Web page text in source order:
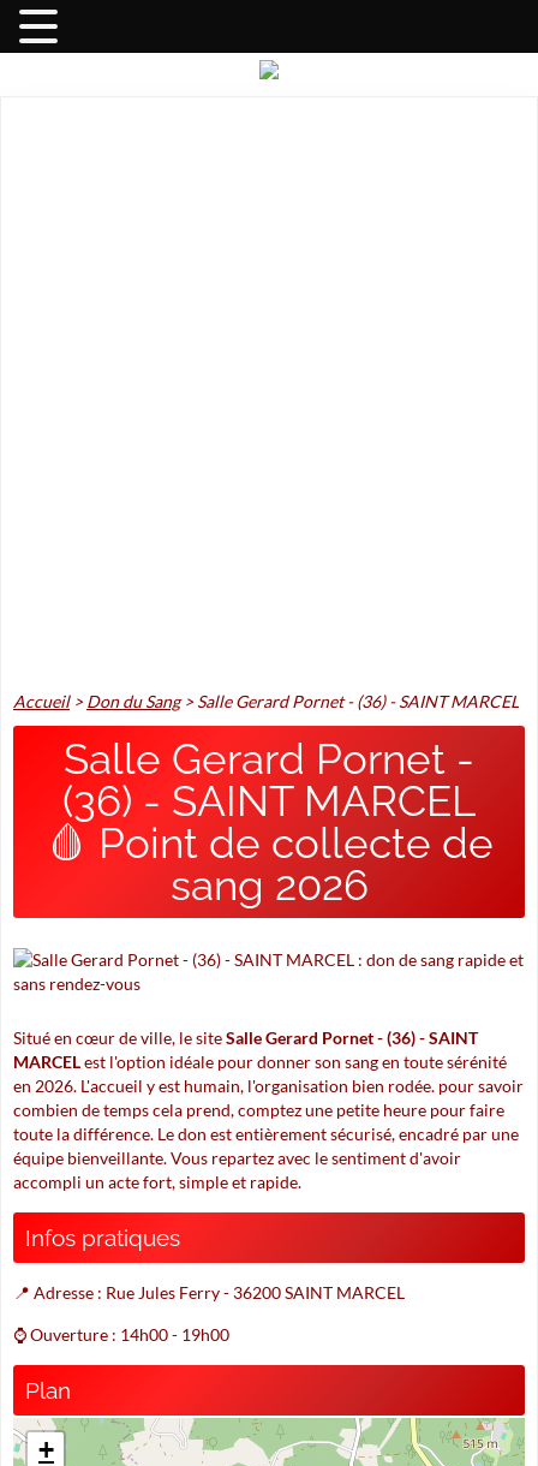
Accueil>Don du Sang>Salle Gerard Pornet - (36) - SAINT MARCEL
Salle Gerard Pornet -
(36) - SAINT MARCEL
🩸 Point de collecte de
sang 2026
Situé en cœur de ville, le siteSalle Gerard Pornet - (36) - SAINT
MARCELest l'option idéale pour donner son sang en toute sérénité
en 2026. L'accueil y est humain, l'organisation bien rodée. pour savoir
combien de temps cela prend, comptez une petite heure pour faire
toute la différence. Le don est entièrement sécurisé, encadré par une
équipe bienveillante. Vous repartez avec le sentiment d'avoir
accompli un acte fort, simple et rapide.
Infos pratiques
📍 Adresse : Rue Jules Ferry - 36200 SAINT MARCEL
⌚ Ouverture : 14h00 - 19h00
Plan
+